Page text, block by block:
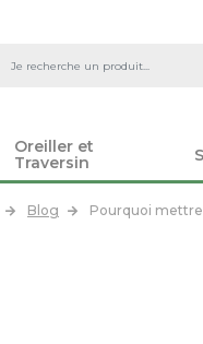
Oreiller et
Traversin
Blog Pourquoi mettre